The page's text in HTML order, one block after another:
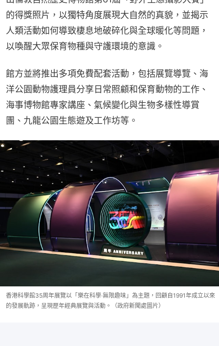
的得獎照片，以獨特角度展現大自然的真貌，並揭示
人類活動如何導致棲息地破碎化與全球暖化等問題，
以喚醒大眾保育物種與守護環境的意識。
館方並將推出多項免費配套活動，包括展覽導覽、海
洋公園動物護理員分享日常照顧和保育動物的工作、
海事博物館專家講座、氣候變化與生物多樣性導賞
團、九龍公園生態遊及工作坊等。
香港科學館35周年展覽以「樂在科學‧無限趣味」為主題，回顧自1991年成立以來
的發展軌跡，呈現歷年經典展覽與活動。（政府新聞處圖片）